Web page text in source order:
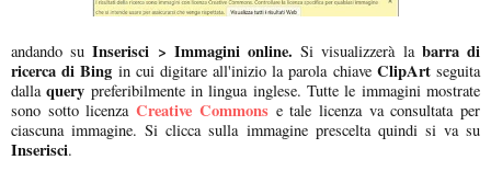
andando suInserisci > Immagini online.Si visualizzerà la barra di
ricerca di Bing in cui digitare all'inizio la parola chiave ClipArtseguita
dallaquery preferibilmente in lingua inglese. Tutte le immagini mostrate
sono sotto licenzaCreative Commonse tale licenza va consultata per
ciascuna immagine. Si clicca sulla immagine prescelta quindi si va su
Inserisci.